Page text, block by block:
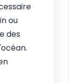
ou
des